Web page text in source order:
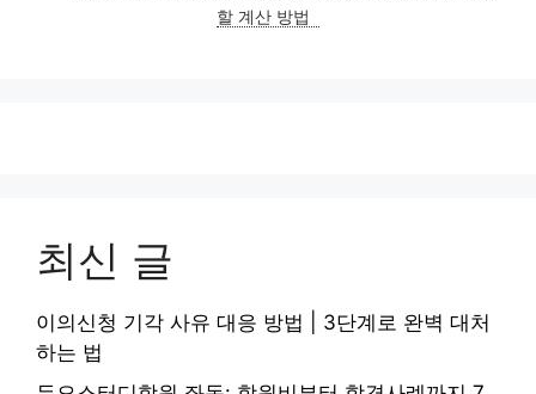
할 계산 방법
최신 글
이의신청 기각 사유 대응 방법 | 3단계로 완벽 대처
하는 법